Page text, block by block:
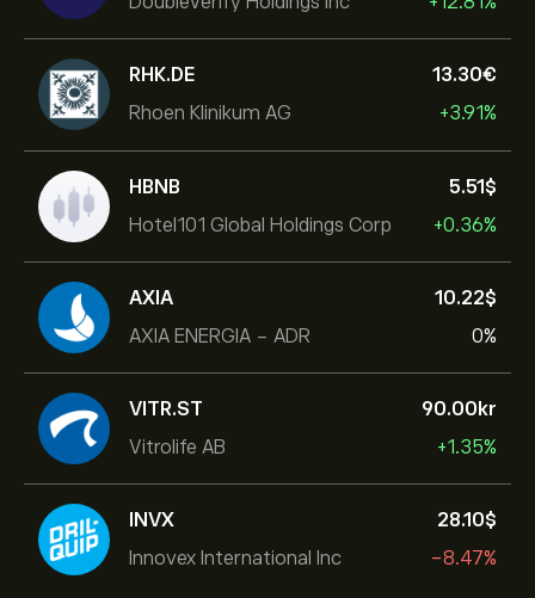
RHK.DE
Rhoen Klinikum AG
13.30‎€‎
+3.91%
HBNB
Hotel101 Global Holdings Corp
5.51‎$‎
+0.36%
AXIA
AXIA ENERGIA - ADR
10.22‎$‎
0%
VITR.ST
Vitrolife AB
90.00‎kr‎
+1.35%
INVX
Innovex International Inc
28.10‎$‎
-8.47%